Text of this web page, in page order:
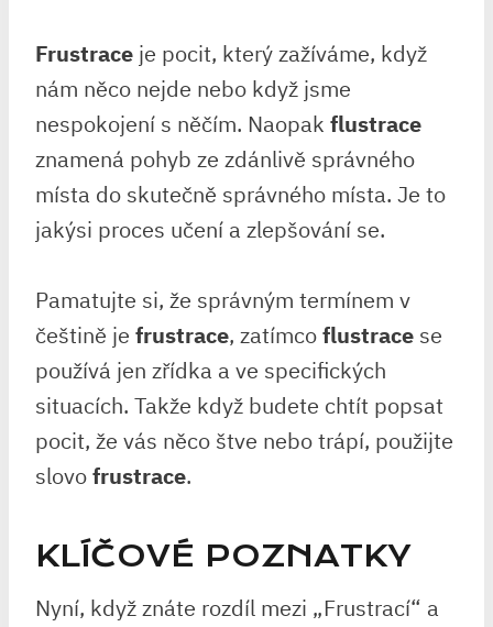
Frustrace je pocit, který zažíváme, když
nám něco nejde nebo když jsme
nespokojení s něčím. Naopak flustrace
znamená pohyb ze zdánlivě správného
místa do skutečně správného místa. Je to
jakýsi proces učení a zlepšování se.
Pamatujte si, že správným termínem v
češtině je frustrace, zatímcoflustrace se
používá jen zřídka a ve specifických
situacích. Takže když budete chtít popsat
pocit, že vás něco štve nebo trápí, použijte
slovofrustrace.
KLÍČOVÉ POZNATKY
Nyní, když znáte rozdíl mezi „Frustrací“ a